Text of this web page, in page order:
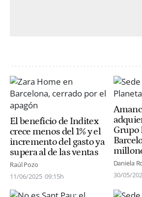
El beneficio de Inditex
crece menos del 1% y el
incremento del gasto ya
supera al de las ventas
Raúl Pozo
11/06/2025 09:15h
Grupo
Daniela
30/05/